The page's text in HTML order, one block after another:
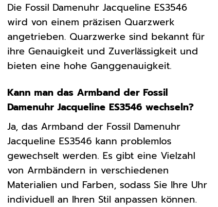
Die Fossil Damenuhr Jacqueline ES3546
wird von einem präzisen Quarzwerk
angetrieben. Quarzwerke sind bekannt für
ihre Genauigkeit und Zuverlässigkeit und
bieten eine hohe Ganggenauigkeit.
Kann man das Armband der Fossil
Damenuhr Jacqueline ES3546 wechseln?
Ja, das Armband der Fossil Damenuhr
Jacqueline ES3546 kann problemlos
gewechselt werden. Es gibt eine Vielzahl
von Armbändern in verschiedenen
Materialien und Farben, sodass Sie Ihre Uhr
individuell an Ihren Stil anpassen können.